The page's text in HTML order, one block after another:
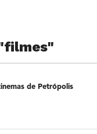
de Petrópolis